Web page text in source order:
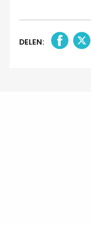
DELEN: